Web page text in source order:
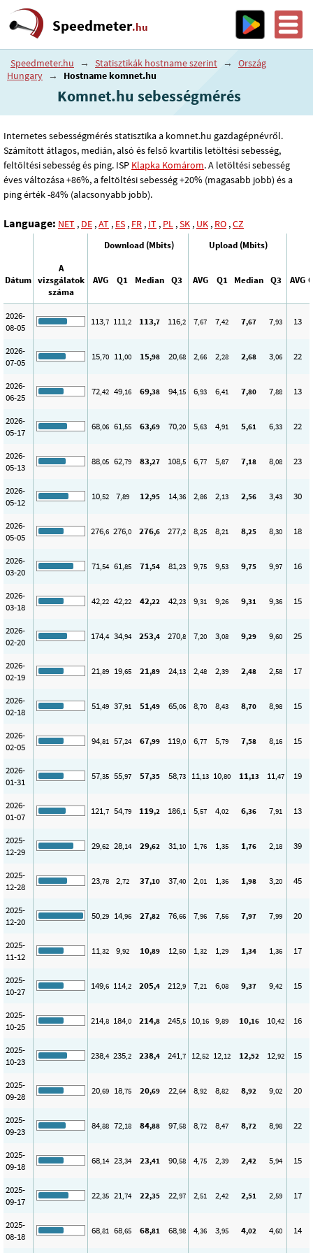
Speedmeter.hu
Speedmeter.hu → Statisztikák hostname szerint →
Ország
Hungary → Hostname komnet.hu
Komnet.hu sebességmérés
Internetes sebességmérés statisztika a komnet.hu gazdagépnévről.
Számított átlagos, medián, alsó és felső kvartilis letöltési sebesség,
feltöltési sebesség és ping. ISP Klapka Komárom. A letöltési sebesség
éves változása +86%, a feltöltési sebesség +20% (magasabb jobb) és a
ping érték -84% (alacsonyabb jobb).
Language: NET , DE ,AT , ES , FR , IT , PL ,SK , UK , RO ,CZ
Download (Mbits) Upload (Mbits)
Dátum
A
vizsgálatok
száma
AVG Q1 Median Q3 AVG Q1 Median Q3 AVG
2026-
08-05
113,7 111,2 113,7 116,2 7,67 7,42 7,67 7,93 13
2026-
07-05
15,70 11,00 15,98 20,68 2,66 2,28 2,68 3,06 22
2026-
06-25
72,42 49,16 69,38 94,15 6,93 6,41 7,80 7,88 13
2026-
05-17
68,06 61,55 63,69 70,20 5,63 4,91 5,61 6,33 22
2026-
05-13
88,05 62,79 83,27 108,5 6,77 5,87 7,18 8,08 23
2026-
05-12
10,52 7,89 12,95 14,36 2,86 2,13 2,56 3,43 30
2026-
05-05
276,6 276,0 276,6 277,2 8,25 8,21 8,25 8,30 18
2026-
03-20
71,54 61,85 71,54 81,23 9,75 9,53 9,75 9,97 16
2026-
03-18
42,22 42,22 42,22 42,23 9,31 9,26 9,31 9,36 15
2026-
02-20
174,4 34,94 253,4 270,8 7,20 3,08 9,29 9,60 25
2026-
02-19
21,89 19,65 21,89 24,13 2,48 2,39 2,48 2,58 17
2026-
02-18
51,49 37,91 51,49 65,06 8,70 8,43 8,70 8,98 15
2026-
02-05
94,81 57,24 67,99 119,0 6,77 5,79 7,58 8,16 15
2026-
01-31
57,35 55,97 57,35 58,73 11,13 10,80 11,13 11,47 19
2026-
01-07
121,7 54,79 119,2 186,1 5,57 4,02 6,36 7,91 13
2025-
12-29
29,62 28,14 29,62 31,10 1,76 1,35 1,76 2,18 39
2025-
12-28
23,78 2,72 37,10 37,40 2,01 1,36 1,98 3,20 45
2025-
12-20
50,29 14,96 27,82 76,66 7,96 7,56 7,97 7,99 20
2025-
11-12
11,32 9,92 10,89 12,50 1,32 1,29 1,34 1,36 17
2025-
10-27
149,6 114,2 205,4 212,9 7,21 6,08 9,37 9,42 15
2025-
10-25
214,8 184,0 214,8 245,5 10,16 9,89 10,16 10,42 16
2025-
10-23
238,4 235,2 238,4 241,7 12,52 12,12 12,52 12,92 15
2025-
09-28
20,69 18,75 20,69 22,64 8,92 8,82 8,92 9,02 20
2025-
09-23
84,88 72,18 84,88 97,58 8,72 8,47 8,72 8,98 22
2025-
09-18
68,14 23,34 23,41 90,58 4,75 2,39 2,42 5,94 15
2025-
09-17
22,35 21,74 22,35 22,97 2,51 2,42 2,51 2,59 17
2025-
08-18
68,81 68,65 68,81 68,98 4,36 3,95 4,02 4,60 14